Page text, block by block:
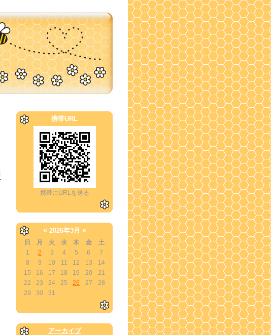
携帯URL
携帯にURLを送る
« 2026年3月 »
日 月 火 水 木 金
土
1
2 3 4 5 6
7
8
9 10 11 12 13
14
15
16 17 18 19 20
21
22
23 24 25 26 27
28
29
30 31
アーカイブ